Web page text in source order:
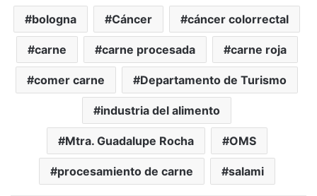
bologna Cáncer cáncer colorrectal
carne carne procesada carne roja
comer carne Departamento de Turismo
industria del alimento
Mtra. Guadalupe Rocha OMS
procesamiento de carne salami